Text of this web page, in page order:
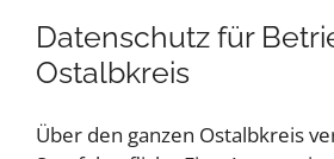
Datenschutz für
Ostalbkreis
Über den ganzen Ostalbkreis